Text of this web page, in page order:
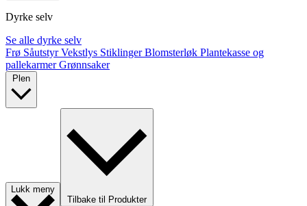
Dyrke selv
Se alle dyrke selv
Frø SåutstyrVekstlys StiklingerBlomsterløk Plantekasse og
pallekarmerGrønnsaker
Lukk meny
Tilbake til Produkter